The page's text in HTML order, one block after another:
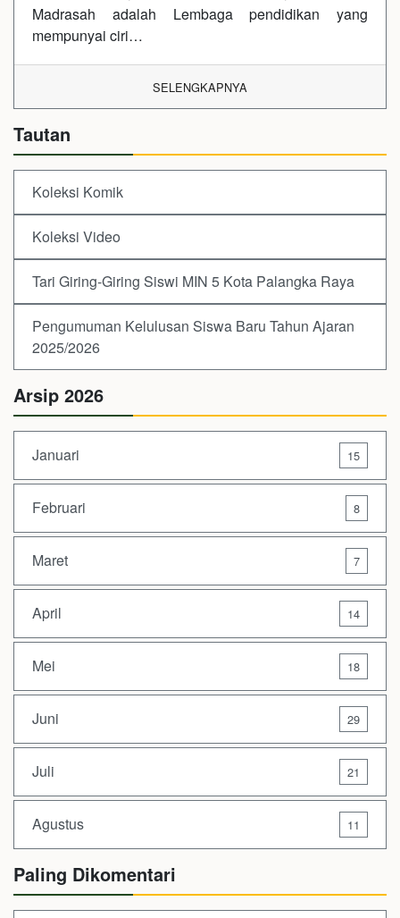
Madrasah adalah Lembaga pendidikan yang
mempunyai ciri…
SELENGKAPNYA
Tautan
Koleksi Komik
Koleksi Video
Tari Giring-Giring Siswi MIN 5 Kota Palangka Raya
Pengumuman Kelulusan Siswa Baru Tahun Ajaran
2025/2026
Arsip 2026
Januari 15
Februari 8
Maret 7
April 14
Mei 18
Juni 29
Juli 21
Agustus 11
Paling Dikomentari